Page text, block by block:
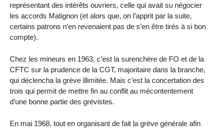
représentant des intérêts ouvriers, celle qui avait su négocier
les accords Matignon (et alors que, on l’apprit par la suite,
certains patrons n’en revenaient pas de s’en être tirés à si bon
compte).
Chez les mineurs en 1963, c’est la surenchère de FO et de la
CFTC sur la prudence de la CGT, majoritaire dans la branche,
qui déclencha la grève illimitée. Mais c’est la concertation des
trois qui permit de mettre fin au conflit au mécontentement
d’une bonne partie des grévistes.
En mai 1968, tout en organisant de fait la grève générale afin